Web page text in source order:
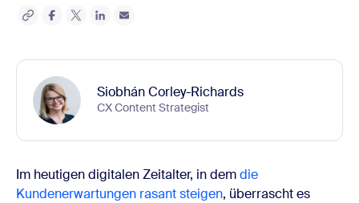
Siobhán Corley-Richards
CX Content Strategist
Im heutigen digitalen Zeitalter, in demdie
Kundenerwartungen rasant steigen, überrascht es